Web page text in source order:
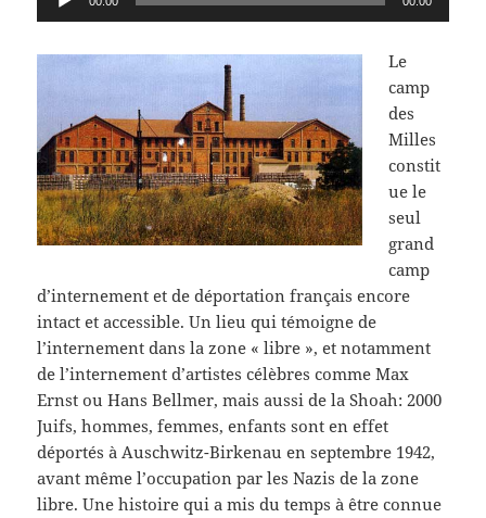
audio
Le
camp
des
Milles
constit
ue le
seul
grand
camp
d’internement et de déportation français encore
intact et accessible. Un lieu qui témoigne de
l’internement dans la zone « libre », et notamment
de l’internement d’artistes célèbres comme Max
Ernst ou Hans Bellmer, mais aussi de la Shoah: 2000
Juifs, hommes, femmes, enfants sont en effet
déportés à Auschwitz-Birkenau en septembre 1942,
avant même l’occupation par les Nazis de la zone
libre. Une histoire qui a mis du temps à être connue